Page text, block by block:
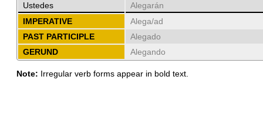
Ustedes
Alegarán
IMPERATIVE
Alega/ad
PAST PARTICIPLE
Alegado
GERUND
Alegando
Note: Irregular verb forms appear in bold text.